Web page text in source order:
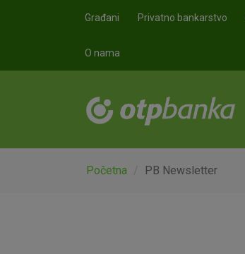
Građani Privatno bankarstvo
O nama
Početna PB Newsletter